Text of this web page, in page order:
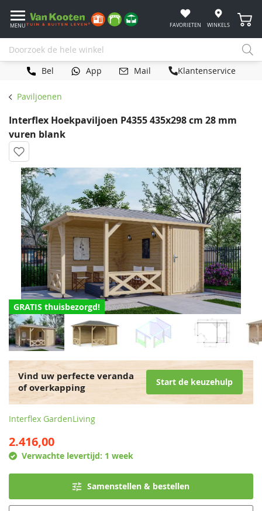
MENU FAVORIETEN WINKELS
Bel App Mail Klantenservice
Paviljoenen
Interflex Hoekpaviljoen P4355 435x298 cm 28 mm
vuren blank
GRATIS thuisbezorgd!
Vind uw perfecte veranda
of overkapping
Start de keuzehulp
Interflex GardenLiving
2.416,00
Verwachte levertijd: 1 week
Samenstellen & bestellen